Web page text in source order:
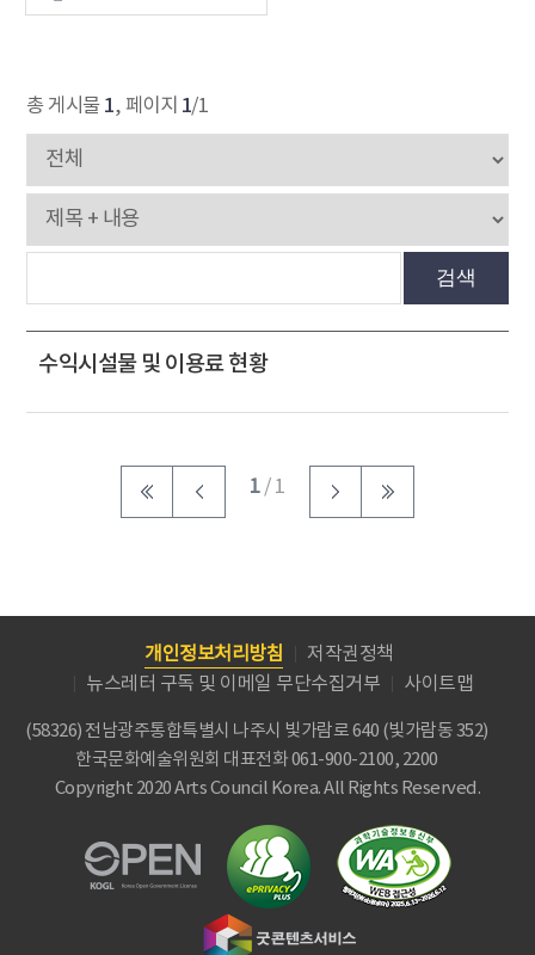
총 게시물 1, 페이지 1/1
검색
수익시설물 및 이용료 현황
1/ 1
개인정보처리방침
저작권정책
뉴스레터 구독 및 이메일 무단수집거부
사이트맵
(58326) 전남광주통합특별시 나주시 빛가람로 640 (빛가람동 352)
한국문화예술위원회 대표전화 061-900-2100, 2200
Copyright 2020 Arts Council Korea. All Rights Reserved.